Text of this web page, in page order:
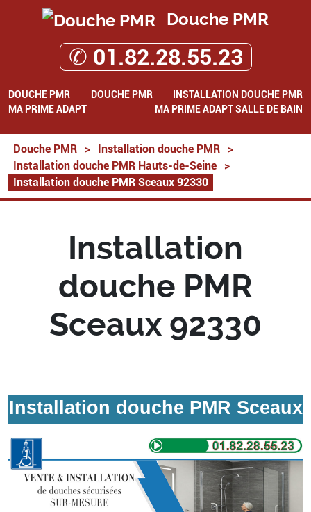
Douche PMR
✆ 01.82.28.55.23
DOUCHE PMR DOUCHE PMR
INSTALLATION DOUCHE PMR
MA PRIME ADAPT
MA PRIME ADAPT SALLE DE BAIN
Douche PMR > Installation douche PMR
>
Installation douche PMR Hauts-de-Seine
>
Installation douche PMR Sceaux 92330
Installation
douche PMR
Sceaux 92330
Installation douche PMR Sceaux